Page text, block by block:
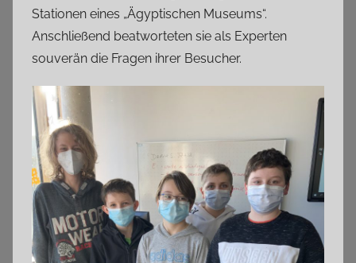
Stationen eines „Ägyptischen Museums“.
Anschließend beatworteten sie als Experten
souverän die Fragen ihrer Besucher.